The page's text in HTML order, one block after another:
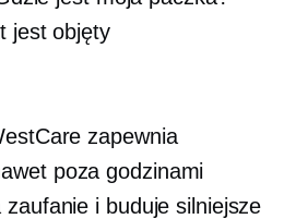
jest objęty
zapewnia
poza godzinami
i buduje silniejsze